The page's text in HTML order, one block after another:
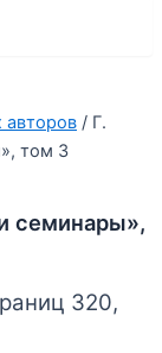
авторов / Г.
том 3
семинары»,
320,